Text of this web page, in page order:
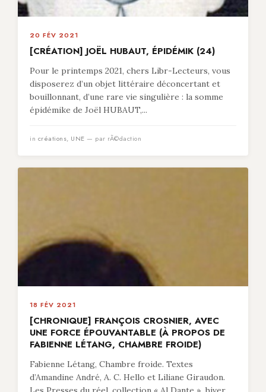
20 FÉV 2021
[CRÉATION] JOËL HUBAUT, ÉPIDÉMIK (24)
Pour le printemps 2021, chers Libr-Lecteurs, vous
disposerez d’un objet littéraire déconcertant et
bouillonnant, d’une rare vie singulière : la somme
épidémike de Joël HUBAUT,...
in créations, UNE — par rÃ©daction
18 FÉV 2021
[CHRONIQUE] FRANÇOIS CROSNIER, AVEC
UNE FORCE ÉPOUVANTABLE (À PROPOS DE
FABIENNE LÉTANG, CHAMBRE FROIDE)
Fabienne Létang, Chambre froide. Textes
d’Amandine André, A. C. Hello et Liliane Giraudon.